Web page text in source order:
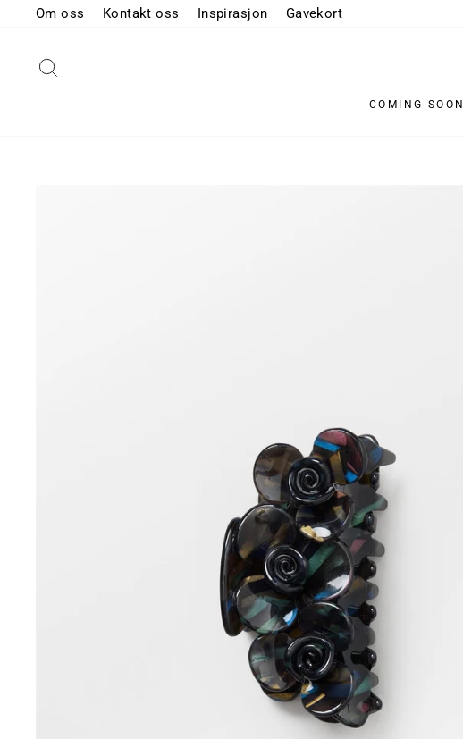
Hopp
innhold
Om oss Kontakt oss Inspirasjon Gavekort
COMING SOON